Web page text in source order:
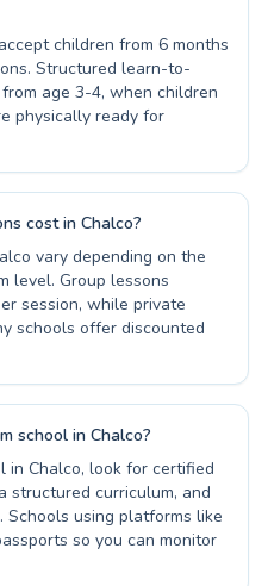
children from 6 months
Structured learn-to-
age 3-4, when children
physically ready for
cost in Chalco?
vary depending on the
level. Group lessons
session, while private
schools offer discounted
school in Chalco?
in Chalco, look for certified
structured curriculum, and
using platforms like
so you can monitor